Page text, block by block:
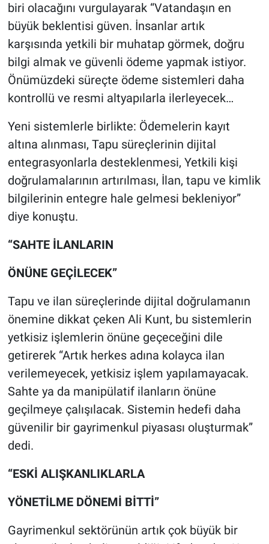
biri olacağını vurgulayarak “Vatandaşın en
büyük beklentisi güven. İnsanlar artık
karşısında yetkili bir muhatap görmek, doğru
bilgi almak ve güvenli ödeme yapmak istiyor.
Önümüzdeki süreçte ödeme sistemleri daha
kontrollü ve resmi altyapılarla ilerleyecek…
Yeni sistemlerle birlikte: Ödemelerin kayıt
altına alınması, Tapu süreçlerinin dijital
entegrasyonlarla desteklenmesi, Yetkili kişi
doğrulamalarının artırılması, İlan, tapu ve kimlik
bilgilerinin entegre hale gelmesi bekleniyor”
diye konuştu.
“SAHTE İLANLARIN
ÖNÜNE GEÇİLECEK”
Tapu ve ilan süreçlerinde dijital doğrulamanın
önemine dikkat çeken Ali Kunt, bu sistemlerin
yetkisiz işlemlerin önüne geçeceğini dile
getirerek “Artık herkes adına kolayca ilan
verilemeyecek, yetkisiz işlem yapılamayacak.
Sahte ya da manipülatif ilanların önüne
geçilmeye çalışılacak. Sistemin hedefi daha
güvenilir bir gayrimenkul piyasası oluşturmak”
dedi.
“ESKİ ALIŞKANLIKLARLA
YÖNETİLME DÖNEMİ BİTTİ”
Gayrimenkul sektörünün artık çok büyük bir